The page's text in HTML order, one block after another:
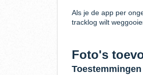
Als je de app per
tracklog wilt
Foto's
Toestemmingen